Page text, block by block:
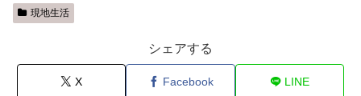
現地生活
シェアする
X Facebook LINE